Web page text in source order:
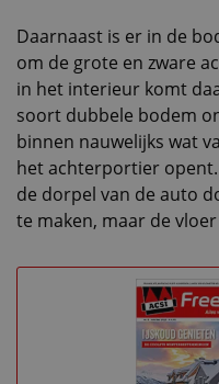
Daarnaast is er in de
om de grote en zware
in het interieur komt
soort dubbele bodem
binnen nauwelijks wat
het achterportier
de dorpel van de auto
te maken, maar de